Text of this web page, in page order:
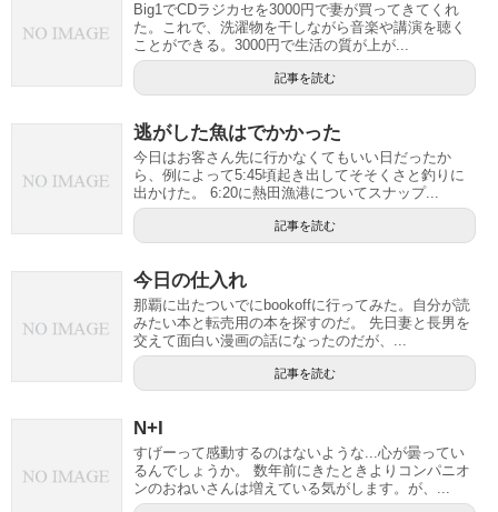
Big1でCDラジカセを3000円で妻が買ってきてくれ
た。これで、洗濯物を干しながら音楽や講演を聴く
ことができる。3000円で生活の質が上が...
記事を読む
逃がした魚はでかかった
今日はお客さん先に行かなくてもいい日だったか
ら、例によって5:45頃起き出してそそくさと釣りに
出かけた。 6:20に熱田漁港についてスナップ...
記事を読む
今日の仕入れ
那覇に出たついでにbookoffに行ってみた。自分が読
みたい本と転売用の本を探すのだ。 先日妻と長男を
交えて面白い漫画の話になったのだが、...
記事を読む
N+I
すげーって感動するのはないような...心が曇ってい
るんでしょうか。 数年前にきたときよりコンパニオ
ンのおねいさんは増えている気がします。が、...